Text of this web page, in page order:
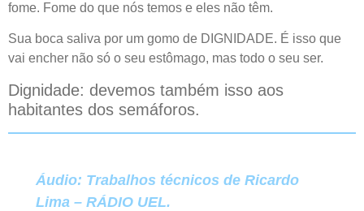
fome. Fome do que nós temos e eles não têm.
Sua boca saliva por um gomo de DIGNIDADE. É isso que
vai encher não só o seu estômago, mas todo o seu ser.
Dignidade: devemos também isso aos
habitantes dos semáforos.
Áudio: Trabalhos técnicos de Ricardo
Lima – RÁDIO UEL.